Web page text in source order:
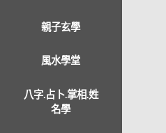
親子玄學
風水學堂
八字.占卜.掌相.姓
名學